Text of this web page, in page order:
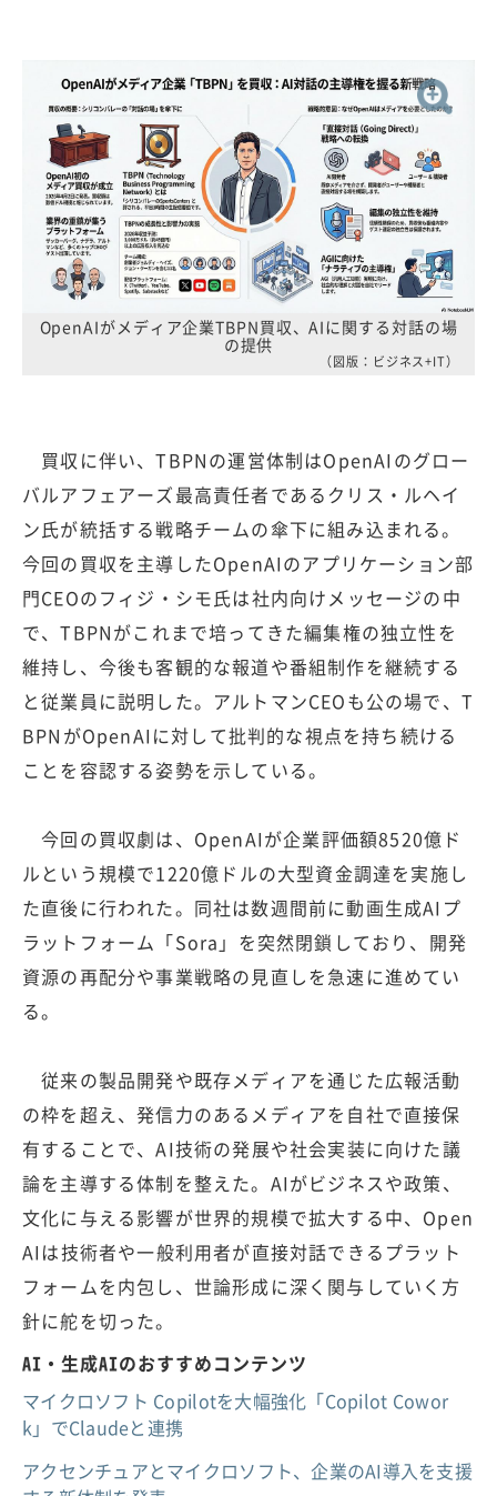
OpenAIがメディア企業TBPN買収、AIに関する対話の場
の提供
（図版：ビジネス+IT）
買収に伴い、TBPNの運営体制はOpenAIのグロー
バルアフェアーズ最高責任者であるクリス・ルヘイ
ン氏が統括する戦略チームの傘下に組み込まれる。
今回の買収を主導したOpenAIのアプリケーション部
門CEOのフィジ・シモ氏は社内向けメッセージの中
で、TBPNがこれまで培ってきた編集権の独立性を
維持し、今後も客観的な報道や番組制作を継続する
と従業員に説明した。アルトマンCEOも公の場で、T
BPNがOpenAIに対して批判的な視点を持ち続ける
ことを容認する姿勢を示している。
今回の買収劇は、OpenAIが企業評価額8520億ド
ルという規模で1220億ドルの大型資金調達を実施し
た直後に行われた。同社は数週間前に動画生成AIプ
ラットフォーム「Sora」を突然閉鎖しており、開発
資源の再配分や事業戦略の見直しを急速に進めてい
る。
従来の製品開発や既存メディアを通じた広報活動
の枠を超え、発信力のあるメディアを自社で直接保
有することで、AI技術の発展や社会実装に向けた議
論を主導する体制を整えた。AIがビジネスや政策、
文化に与える影響が世界的規模で拡大する中、Open
AIは技術者や一般利用者が直接対話できるプラット
フォームを内包し、世論形成に深く関与していく方
針に舵を切った。
AI・生成AIのおすすめコンテンツ
マイクロソフト Copilotを大幅強化「Copilot Cowor
k」でClaudeと連携
アクセンチュアとマイクロソフト、企業のAI導入を支援